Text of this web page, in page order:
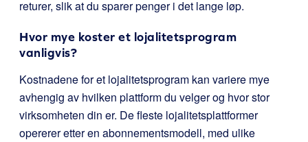
returer, slik at du sparer penger i det lange løp.
Hvor mye koster et lojalitetsprogram
vanligvis?
Kostnadene for et lojalitetsprogram kan variere mye
avhengig av hvilken plattform du velger og hvor stor
virksomheten din er. De fleste lojalitetsplattformer
opererer etter en abonnementsmodell, med ulike